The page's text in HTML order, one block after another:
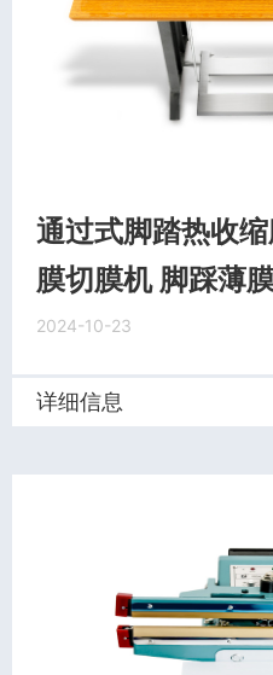
通过式脚踏热收
膜切膜机 脚踩薄
2024-10-23
详细信息